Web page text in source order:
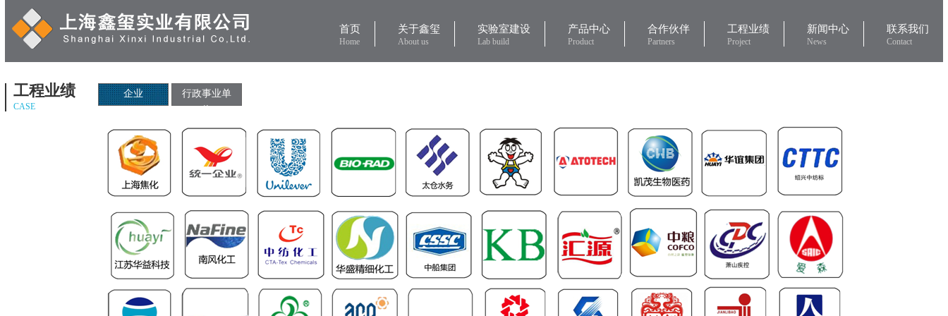
首页
Home
关于鑫玺
About us
实验室建设
Lab build
产品中心
Product
合作伙伴
Partners
工程业绩
Project
新闻中心
News
联系我们
Contact
工程业绩
CASE
企业
行政事业单